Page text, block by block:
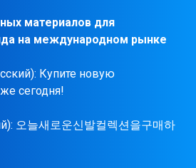
материалов для
на международном рынке
Купите новую
сегодня!
오늘새로운신발컬렉션을구매하